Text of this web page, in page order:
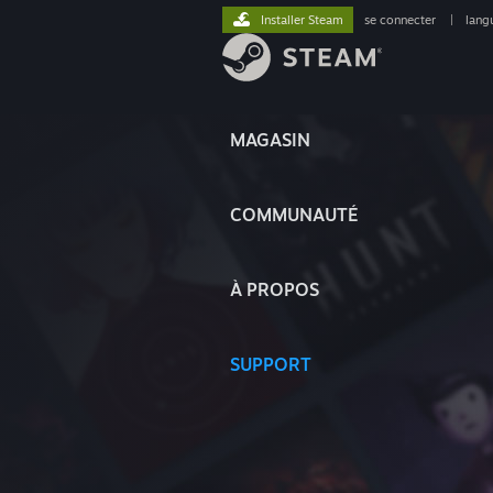
MAGASIN
COMMUNAUTÉ
À PROPOS
SUPPORT
Installer Steam se connecter